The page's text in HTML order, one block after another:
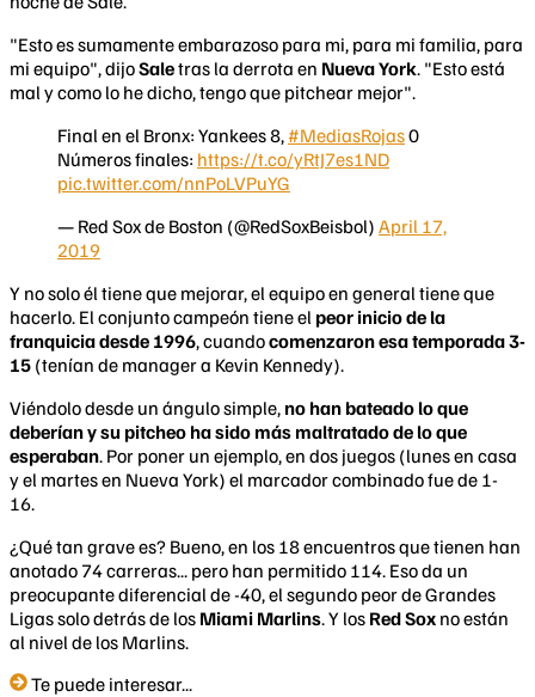
"Esto es sumamente embarazoso para mi, para mi familia, para
mi equipo", dijoSaletras la derrota en Nueva York. "Esto está
mal y como lo he dicho, tengo que pitchear mejor".
Final en el Bronx: Yankees 8, #MediasRojas0
Números finales: https://t.co/yRtJ7es1ND
pic.twitter.com/nnPoLVPuYG
— Red Sox de Boston (@RedSoxBeisbol) April 17,
2019
Y no solo él tiene que mejorar, el equipo en general tiene que
hacerlo. El conjunto campeón tiene el peor inicio de la
franquicia desde 1996, cuandocomenzaron esa temporada 3-
15 (tenían de manager a Kevin Kennedy).
Viéndolo desde un ángulo simple, no han bateado lo que
deberían y su pitcheo ha sido más maltratado de lo que
esperaban. Por poner un ejemplo, en dos juegos (lunes en casa
y el martes en Nueva York) el marcador combinado fue de 1-
16.
¿Qué tan grave es? Bueno, en los 18 encuentros que tienen han
anotado 74 carreras... pero han permitido 114. Eso da un
preocupante diferencial de -40, el segundo peor de Grandes
Ligas solo detrás de los Miami Marlins. Y los Red Sox no están
al nivel de los Marlins.
Te puede interesar...